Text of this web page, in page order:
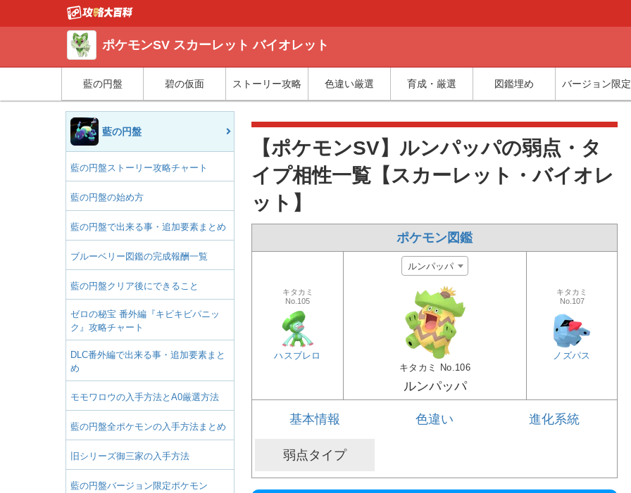
ポケモンSV スカーレット バイオレット
藍の円盤 碧の仮面 ストーリー攻略 色違い厳選 育成・厳選 図鑑埋め バージョン限定
藍の円盤
藍の円盤ストーリー攻略チャート
藍の円盤の始め方
藍の円盤で出来る事・追加要素まとめ
ブルーベリー図鑑の完成報酬一覧
藍の円盤クリア後にできること
ゼロの秘宝 番外編『キビキビパニッ
ク』攻略チャート
DLC番外編で出来る事・追加要素まと
め
モモワロウの入手方法とA0厳選方法
藍の円盤全ポケモンの入手方法まとめ
旧シリーズ御三家の入手方法
藍の円盤バージョン限定ポケモン
【ポケモンSV】ルンパッパの弱点・タ
イプ相性一覧【スカーレット・バイオレ
ット】
ポケモン図鑑
キタカミ
No.105
ハスブレロ
ルンパッパ
キタカミ No.106
ルンパッパ
キタカミ
No.107
ノズパス
基本情報 色違い 進化系統
弱点タイプ